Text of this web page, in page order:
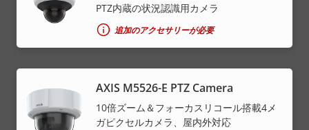
PTZ内蔵の状況認識用カメラ
追加のアクセサリーが必要
AXIS M5526-E PTZ Camera
10倍ズーム＆フォーカスリコール搭載4メ
ガピクセルカメラ、屋内外対応